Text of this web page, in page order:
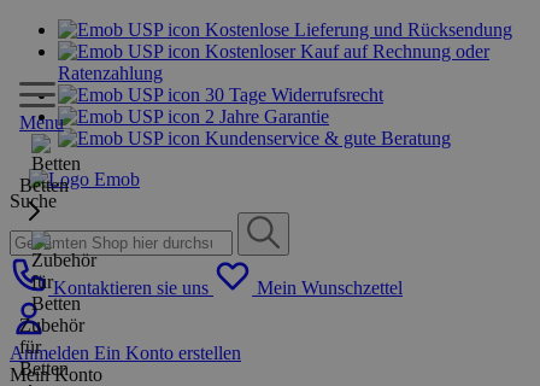
Kostenlose Lieferung und Rücksendung
Kostenloser Kauf auf Rechnung oder
Ratenzahlung
30 Tage Widerrufsrecht
2 Jahre Garantie
Kundenservice & gute Beratung
Suche
Kontaktieren sie uns Mein Wunschzettel
Anmelden Ein Konto erstellen
Mein Konto
Menu
Betten
Zubehör
für
Betten